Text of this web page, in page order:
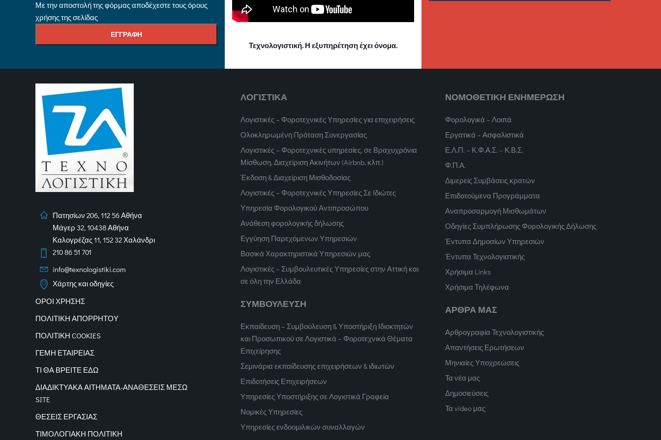
Με την αποστολή της φόρμας αποδέχεστε τους όρους
χρήσης της σελίδας
Τεχνολογιστική. Η εξυπηρέτηση έχει όνομα.
Πατησίων 206, 112 56 Αθήνα
Μάγερ 32, 10438 Αθήνα
Καλογρέζας 11, 152 32 Χαλάνδρι
210 86 51 701
info@texnologistiki.com
Χάρτης και οδηγίες
ΟΡΟΙ ΧΡΗΣΗΣ
ΠΟΛΙΤΙΚΗ ΑΠΟΡΡΗΤΟΥ
ΠΟΛΙΤΙΚΗ COOKIES
ΓΕΜΗ ΕΤΑΙΡΕΙΑΣ
ΤΙ ΘΑ ΒΡΕΙΤΕ ΕΔΩ
ΔΙΑΔΙΚΤΥΑΚΑΑΙΤΗΜΑΤΑ-ΑΝΑΘΕΣΕΙΣ ΜΕΣΩ
SITE
ΘΕΣΕΙΣ ΕΡΓΑΣΙΑΣ
ΤΙΜΟΛΟΓΙΑΚΗ ΠΟΛΙΤΙΚΗ
ΛΟΓΙΣΤΙΚΑ
Λογιστικές – Φοροτεχνικές Υπηρεσίες για επιχειρήσεις
Ολοκληρωμένη Πρόταση Συνεργασίας
Λογιστικές – Φοροτεχνικές υπηρεσίες, σε Βραχυχρόνια
Μίσθωση, Διαχείριση Ακινήτων (Airbnb, κλπ.)
Έκδοση & Διαχείριση Μισθοδοσίας
Λογιστικές – Φοροτεχνικές Υπηρεσίες Σε Ιδιώτες
Υπηρεσία Φορολογικού Αντιπροσώπου
Ανάθεση φορολογικής δήλωσης
Εγγύηση Παρεχόμενων Υπηρεσιών
Βασικά Χαρακτηριστικά Υπηρεσιών μας
Λογιστικές – Συμβουλευτικές Υπηρεσίες στην Αττική και
σε όλη την Ελλάδα
ΣΥΜΒΟΥΛΕΥΣΗ
Εκπαίδευση – Συμβούλευση & Υποστήριξη Ιδιοκτητών
και Προσωπικού σε Λογιστικά – Φοροτεχνικά Θέματα
Επιχείρησης
Σεμινάρια εκπαίδευσης επιχειρήσεων & ιδιωτών
Επιδοτήσεις Επιχειρήσεων
Υπηρεσίες Υποστήριξης σε Λογιστικά Γραφεία
Νομικές Υπηρεσίες
Υπηρεσίες ενδοομιλικών συναλλαγών
ΝΟΜΟΘΕΤΙΚΗ ΕΝΗΜΕΡΩΣΗ
Φορολογικά – Λοιπά
Εργατικά – Ασφαλιστικά
Ε.Λ.Π. – Κ.Φ.Α.Σ. – Κ.Β.Σ.
Φ.Π.Α.
Διμερείς Συμβάσεις κρατών
Επιδοτούμενα Προγράμματα
Αναπροσαρμογή Μισθωμάτων
Οδηγίες Συμπλήρωσης Φορολογικής Δήλωσης
Έντυπα Δημοσίων Υπηρεσιών
Έντυπα Τεχνολογιστικής
Χρήσιμα Links
Χρήσιμα Τηλέφωνα
ΑΡΘΡΑ ΜΑΣ
Αρθρογραφία Τεχνολογιστικής
Απαντήσεις Ερωτήσεων
Μηνιαίες Υποχρεώσεις
Τα νέα μας
Δημοσιεύσεις
Τα video μας